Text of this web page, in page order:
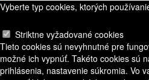
Vyberte typ cookies, ktorých
Striktne vyžadované cookies
Tieto cookies sú nevyhnutné pre
možné ich vypnúť. Takéto cookies sú
prihlásenia, nastavenie súkromia. Vo